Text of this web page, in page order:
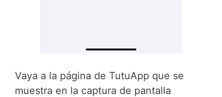
Vaya a la página de TutuApp que se
muestra en la captura de pantalla